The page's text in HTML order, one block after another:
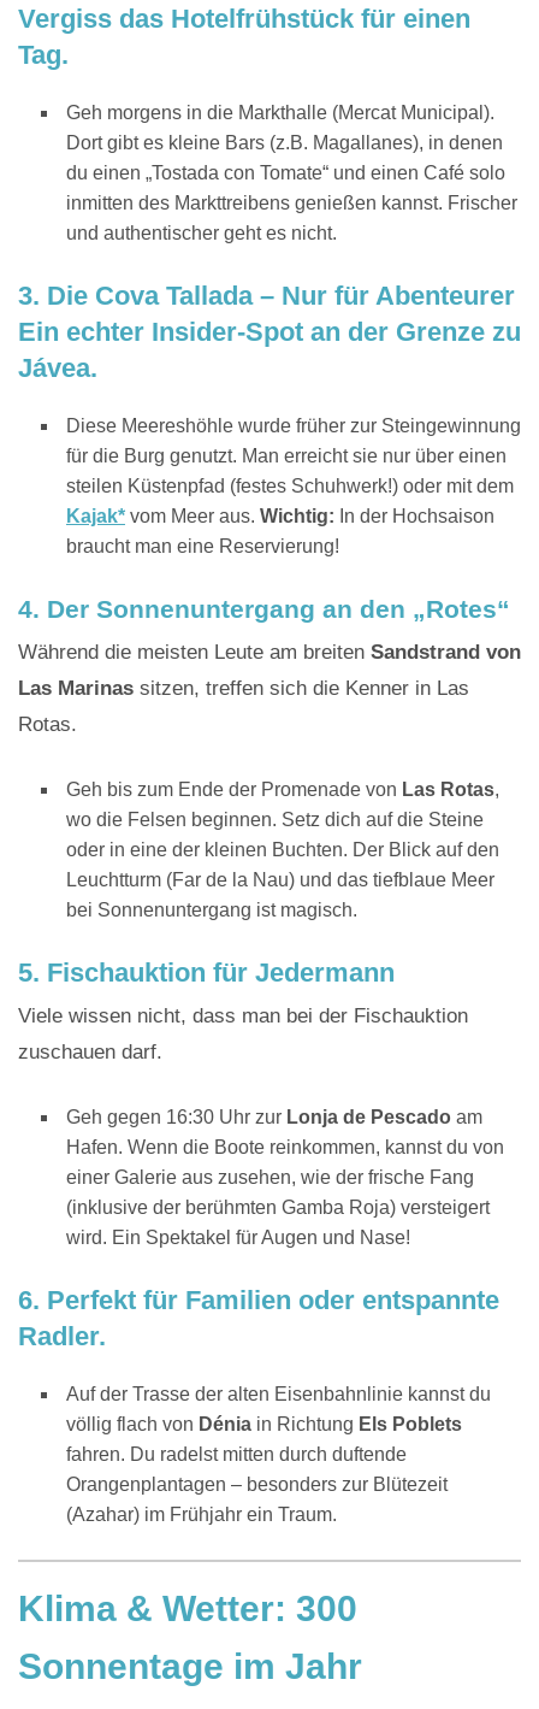
Vergiss das Hotelfrühstück für einen
Tag.
Geh morgens in die Markthalle (Mercat Municipal).
Dort gibt es kleine Bars (z.B. Magallanes), in denen
du einen „Tostada con Tomate“ und einen Café solo
inmitten des Markttreibens genießen kannst. Frischer
und authentischer geht es nicht.
3. Die Cova Tallada – Nur für Abenteurer
Ein echter Insider-Spot an der Grenze zu
Jávea.
Diese Meereshöhle wurde früher zur Steingewinnung
für die Burg genutzt. Man erreicht sie nur über einen
steilen Küstenpfad (festes Schuhwerk!) oder mit dem
Kajak* vom Meer aus. Wichtig: In der Hochsaison
braucht man eine Reservierung!
4. Der Sonnenuntergang an den „Rotes“
Während die meisten Leute am breiten Sandstrand von
Las Marinas sitzen, treffen sich die Kenner in Las
Rotas.
Geh bis zum Ende der Promenade von Las Rotas,
wo die Felsen beginnen. Setz dich auf die Steine
oder in eine der kleinen Buchten. Der Blick auf den
Leuchtturm (Far de la Nau) und das tiefblaue Meer
bei Sonnenuntergang ist magisch.
5. Fischauktion für Jedermann
Viele wissen nicht, dass man bei der Fischauktion
zuschauen darf.
Geh gegen 16:30 Uhr zur Lonja de Pescado am
Hafen. Wenn die Boote reinkommen, kannst du von
einer Galerie aus zusehen, wie der frische Fang
(inklusive der berühmten Gamba Roja) versteigert
wird. Ein Spektakel für Augen und Nase!
6. Perfekt für Familien oder entspannte
Radler.
Auf der Trasse der alten Eisenbahnlinie kannst du
völlig flach von Dénia in Richtung Els Poblets
fahren. Du radelst mitten durch duftende
Orangenplantagen – besonders zur Blütezeit
(Azahar) im Frühjahr ein Traum.
Klima & Wetter: 300
Sonnentage im Jahr